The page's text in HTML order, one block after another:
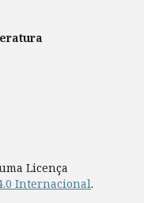
Licença
Internacional.